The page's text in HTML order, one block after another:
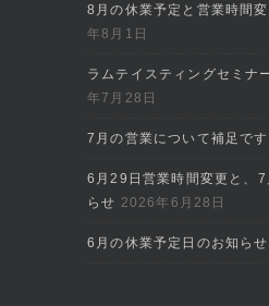
8月の休業予定と営業時間
年8月1日
ラムテイスティングセミナ
年7月28日
7月の営業について補足です
6月29日営業時間変更と、7
らせ 2026年6月28日
6月の休業予定日のお知らせ